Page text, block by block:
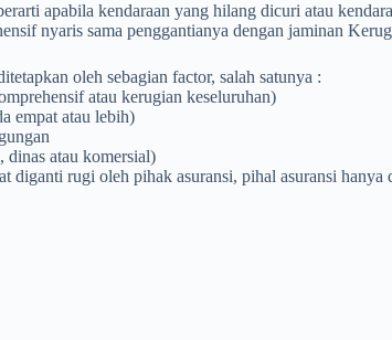
apabila kendaraan yang hilang dicuri atau
nyaris sama penggantianya dengan jaminan
oleh sebagian factor, salah satunya :
atau kerugian keseluruhan)
empat atau lebih)
dinas atau komersial)
diganti rugi oleh pihak asuransi, pihal asuransi